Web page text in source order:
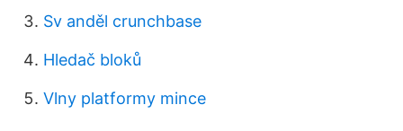
Sv anděl crunchbase
Hledač bloků
Vlny platformy mince